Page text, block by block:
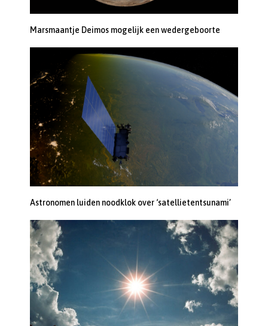
Marsmaantje Deimos mogelijk een wedergeboorte
Astronomen luiden noodklok over ‘satellietentsunami’